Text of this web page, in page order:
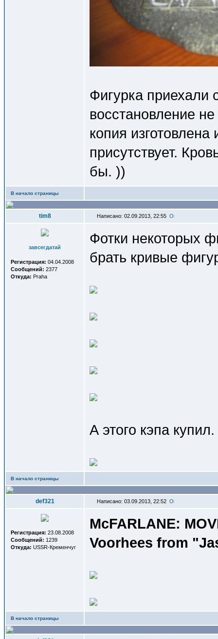
Фигурка приехали
восстановление
копия
присутствует.
бы. ))
В начало страницы
tim8 Написано: 02.09.2013, 22:55
завсегдатай
Регистрация: 04.04.2008
Сообщений: 2377
Откуда: Praha
Фотки некоторых
брать кривые
А этого кэпа купил.
В начало страницы
def321 Написано: 03.09.2013, 22:52
Регистрация: 23.08.2008
Сообщений: 1239
Откуда: USSR-Кременчуг
McFARLANE:
Voorhees from
В начало страницы